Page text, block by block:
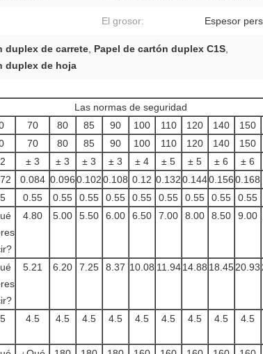
El grosor: Espesor
duplex de carrete, Papel de cartón duplex C1S,
duplex de hoja
Las normas de seguridad
70 80 85 90 100 110 120 140 150
70 80 85 90 100 110 120 140 150
± 3 ± 3 ± 3 ± 3 ± 4 ± 5 ± 5 ± 6 ± 6
0.084 0.0960.1020.108 0.12 0.1320.1440.1560.168
0.55 0.55 0.55 0.55 0.55 0.55 0.55 0.55 0.55
4.80 5.00 5.50 6.00 6.50 7.00 8.00 8.50 9.00
5.21 6.20 7.25 8.37 10.08 11.94 14.88 18.4520.93
4.5 4.5 4.5 4.5 4.5 4.5 4.5 4.5 4.5